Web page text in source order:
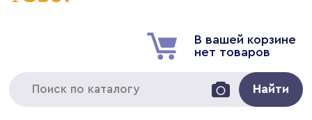
В вашей корзине
нет товаров
Найти